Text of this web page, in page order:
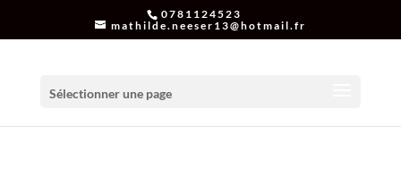
0781124523
mathilde.neeser13@hotmail.fr
Sélectionner une page